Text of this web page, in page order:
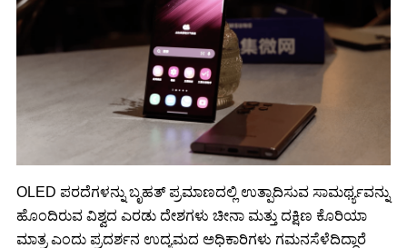
OLED ಪರದೆಗಳನ್ನು ಬೃಹತ್ ಪ್ರಮಾಣದಲ್ಲಿ ಉತ್ಪಾದಿಸುವ ಸಾಮರ್ಥ್ಯವನ್ನು
ಹೊಂದಿರುವ ವಿಶ್ವದ ಎರಡು ದೇಶಗಳು ಚೀನಾ ಮತ್ತು ದಕ್ಷಿಣ ಕೊರಿಯಾ
ಮಾತ್ರ ಎಂದು ಪ್ರದರ್ಶನ ಉದ್ಯಮದ ಅಧಿಕಾರಿಗಳು ಗಮನಸೆಳೆದಿದ್ದಾರೆ